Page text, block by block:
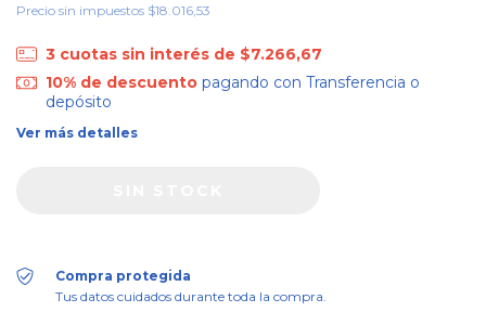
Precio sin impuestos $18.016,53
3 cuotas sin interés de $7.266,67
10% de descuentopagando con Transferencia o
depósito
Ver más detalles
Compra protegida
Tus datos cuidados durante toda la compra.